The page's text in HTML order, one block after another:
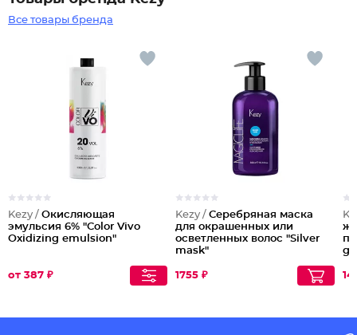
Все товары бренда
Kezy / Окисляющая
эмульсия 6% "Color Vivo
Oxidizing emulsion"
от 387 ₽
Kezy / Серебряная маска
для окрашенных или
осветленных волос "Silver
mask"
1755 ₽